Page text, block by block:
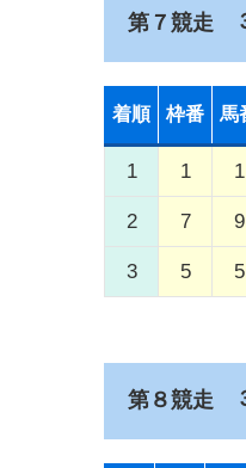
第７競走
着順 枠番 馬
1 1 1
2 7 9
3 5 5
第８競走